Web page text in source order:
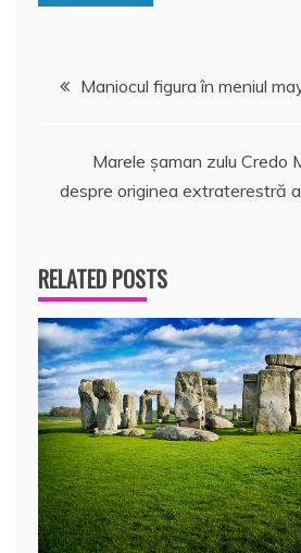
Navigare
articole
Maniocul figura în meniul
Marele şaman zulu Credo
despre originea extraterestră
RELATED POSTS